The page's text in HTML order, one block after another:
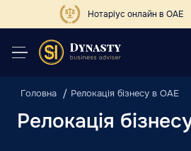
Нотаріус онлайн в ОАЕ
Головна Релокація бізнесу в ОАЕ
Релокація